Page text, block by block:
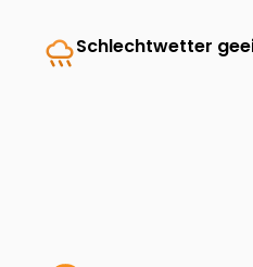
rainySchlechtwetter